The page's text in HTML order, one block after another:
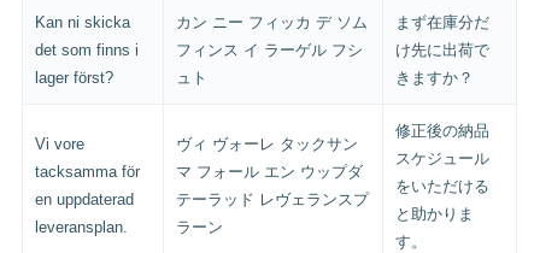
Kan ni skicka
det som finns i
lager först?
カン ニー フィッカ デ ソム
フィンス イ ラーゲル フシ
ュト
まず在庫分だ
け先に出荷で
きますか？
Vi vore
tacksamma för
en uppdaterad
leveransplan.
ヴィ ヴォーレ タックサン
マ フォール エン ウップダ
テーラッド レヴェランスプ
ラーン
修正後の納品
スケジュール
をいただける
と助かりま
す。